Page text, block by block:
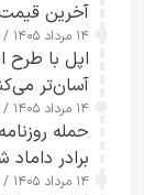
آخرین قیمت طلا و
۱۴ مرداد ۱۴۰۵ / ۱۲:۱۵
اپل با طرح
آسان‌تر
۱۴ مرداد ۱۴۰۵ / ۱۰:۰۵
حمله
برادر
۱۴ مرداد ۱۴۰۵ / ۰۸:۰۰